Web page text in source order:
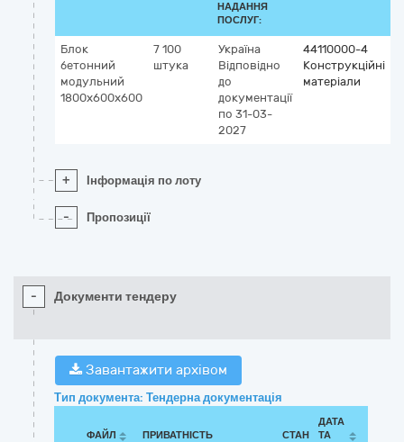
НАДАННЯ
ПОСЛУГ:
Блок
бетонний
модульний
1800х600х600
7 100
штука
Україна
Відповідно
до
документації
по 31-03-
2027
44110000-4
Конструкційні
матеріали
+ Інформація по лоту
- Пропозиції
- Документи тендеру
Завантажити архівом
Тип документа: Тендерна документація
ФАЙЛ ПРИВАТНІСТЬ СТАН
ДАТА
ТА